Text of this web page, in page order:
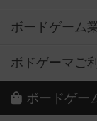
ボードゲーム
ボドゲーマご
ボードゲー